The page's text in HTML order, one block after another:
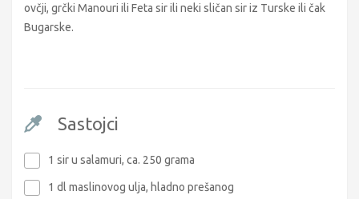
ovčji, grčki Manouri ili Feta sir ili neki sličan sir iz Turske ili čak
Bugarske.
Sastojci
1 sir u salamuri, ca. 250 grama
1 dl maslinovog ulja, hladno prešanog